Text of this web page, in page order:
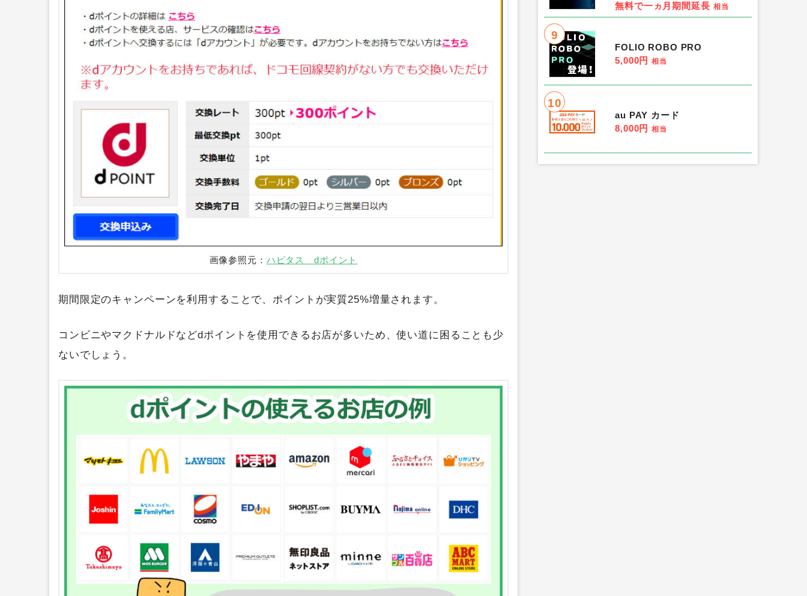
画像参照元： ハピタス dポイント
期間限定のキャンペーンを利用することで、ポイントが実質25%増量されます。
コンビニやマクドナルドなどdポイントを使用できるお店が多いため、使い道に困ることも少
ないでしょう。
無料で一ヵ月期間延長 相当
9
FOLIO ROBO PRO
5,000円 相当
10
au PAY カード
8,000円 相当